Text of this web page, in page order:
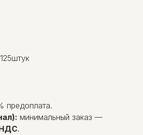
предоплата.
минимальный заказ —
НДС.